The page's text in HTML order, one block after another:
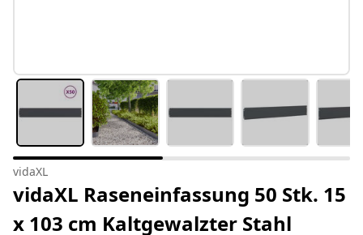
vidaXL
vidaXL Raseneinfassung 50 Stk. 15
x 103 cm Kaltgewalzter Stahl